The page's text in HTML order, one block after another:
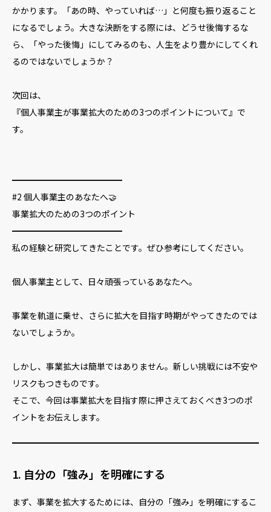
かかります。「あの時、やっていれば…」と何度も振り返ること
になるでしょう。大きな決断をする際には、どうせ後悔するな
ら、「やった後悔」にしてみるのも、人生をより豊かにしてくれ
るのではないでしょうか？
次回は、
『個人事業主が事業拡大のための3つのポイントについて』で
す。
━━━━━━━━━━━━━
#2 個人事業主のあなたへ🤝
事業拡大のための3つのポイント
━━━━━━━━━━━━━
私の経験と研究してきたことです。ぜひ参考にしてください。
個人事業主として、日々頑張っているあなたへ。
事業を軌道に乗せ、さらに拡大を目指す時期がやってきたのでは
ないでしょうか。
しかし、事業拡大は簡単ではありません。新しい挑戦には不安や
リスクもつきものです。
そこで、今回は事業拡大を目指す際に押さえておくべき3つのポ
イントをお伝えします。
1. 自分の「強み」を明確にする
まず、事業を拡大するためには、自分の「強み」を明確にするこ